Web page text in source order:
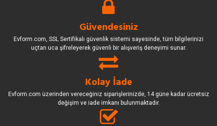
Güvendesiniz
Evform.com, SSL Sertifikalı güvenlik sistemi sayesinde, tüm bilgilerinizi
uçtan uca şifreleyerek güvenli bir alışveriş deneyimi sunar.
Kolay İade
Evform.com üzerinden vereceğiniz siparişlerinizde, 14 güne kadar ücretsiz
değişim ve iade imkanı bulunmaktadır.